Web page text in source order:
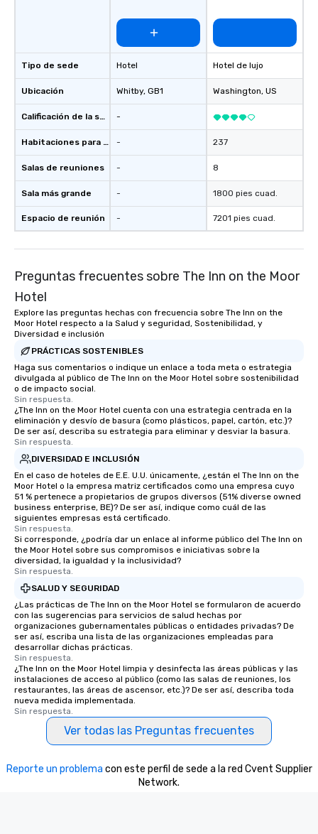
blowing experience
Tipo de sede
Ubicación
Calificación de la sede
Habitaciones para huéspedes
Salas de reuniones
Sala más grande
Espacio de reunión
Hotel
Whitby, GB1
-
-
-
-
-
Hotel de lujo
Washington, US
237
8
1800 pies cuad.
7201 pies cuad.
Preguntas frecuentes sobre The Inn on the Moor
Hotel
Explore las preguntas hechas con frecuencia sobre The Inn on the
Moor Hotel respecto a la Salud y seguridad, Sostenibilidad, y
Diversidad e inclusión
PRÁCTICAS SOSTENIBLES
Haga sus comentarios o indique un enlace a toda meta o estrategia
divulgada al público de The Inn on the Moor Hotel sobre sostenibilidad
o de impacto social.
Sin respuesta.
¿The Inn on the Moor Hotel cuenta con una estrategia centrada en la
eliminación y desvío de basura (como plásticos, papel, cartón, etc.)?
De ser así, describa su estrategia para eliminar y desviar la basura.
Sin respuesta.
DIVERSIDAD E INCLUSIÓN
En el caso de hoteles de E.E. U.U. únicamente, ¿están el The Inn on the
Moor Hotel o la empresa matriz certificados como una empresa cuyo
51 % pertenece a propietarios de grupos diversos (51% diverse owned
business enterprise, BE)? De ser así, indique como cuál de las
siguientes empresas está certificado.
Sin respuesta.
Si corresponde, ¿podría dar un enlace al informe público del The Inn on
the Moor Hotel sobre sus compromisos e iniciativas sobre la
diversidad, la igualdad y la inclusividad?
Sin respuesta.
SALUD Y SEGURIDAD
¿Las prácticas de The Inn on the Moor Hotel se formularon de acuerdo
con las sugerencias para servicios de salud hechas por
organizaciones gubernamentales públicas o entidades privadas? De
ser así, escriba una lista de las organizaciones empleadas para
desarrollar dichas prácticas.
Sin respuesta.
¿The Inn on the Moor Hotel limpia y desinfecta las áreas públicas y las
instalaciones de acceso al público (como las salas de reuniones, los
restaurantes, las áreas de ascensor, etc.)? De ser así, describa toda
nueva medida implementada.
Sin respuesta.
Ver todas las Preguntas frecuentes
Reporte un problema con este perfil de sede a la red Cvent Supplier
Network.